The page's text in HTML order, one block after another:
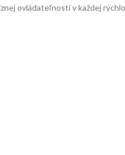
ovládateľnosti v každej